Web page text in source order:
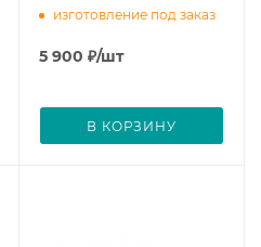
изготовление под заказ
5 900 ₽/шт
В КОРЗИНУ